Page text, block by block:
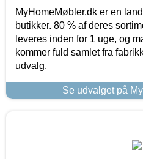
MyHomeMøbler.dk er en
butikker. 80 % af deres
leveres inden for 1 uge, og
kommer fuld samlet fra
udvalg.
Se udvalget på